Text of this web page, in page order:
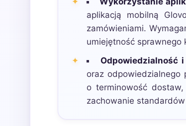
aplikacją mobilną
zamówieniami.
umiejętność sprawnego
Odpowiedzialność
oraz odpowiedzialnego
o terminowość
zachowanie